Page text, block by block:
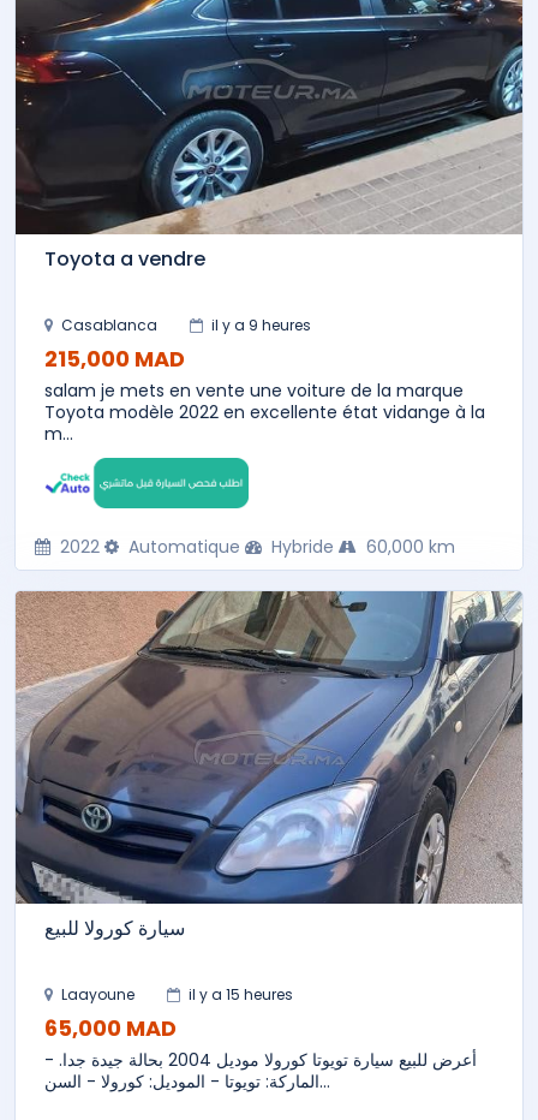
Toyota a vendre
Casablanca il y a 9 heures
215,000 MAD
salam je mets en vente une voiture de la marque
Toyota modèle 2022 en excellente état vidange à la
m...
2022 Automatique Hybride 60,000 km
سيارة كورولا للبيع
Laayoune il y a 15 heures
65,000 MAD
أعرض للبيع سيارة تويوتا كورولا موديل 2004 بحالة جيدة جدا. -
الماركة: تويوتا - الموديل: كورولا - السن...